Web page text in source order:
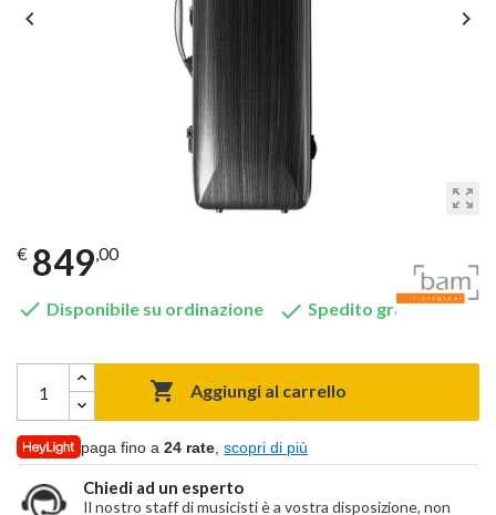
zoom_out_map
 
€ 849,00
 Disponibile su ordinazione  Spedito gratis
 Aggiungi al carrello
paga fino a24 rate ,scopri di più
Chiedi ad un esperto
Il nostro staff di musicisti è a vostra disposizione, non